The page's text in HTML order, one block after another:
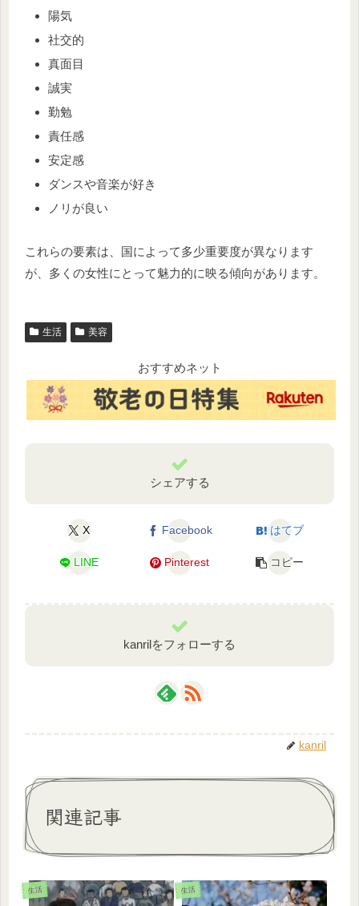
陽気
社交的
真面目
誠実
勤勉
責任感
安定感
ダンスや音楽が好き
ノリが良い
これらの要素は、国によって多少重要度が異なります
が、多くの女性にとって魅力的に映る傾向があります。
生活 美容
おすすめネット
シェアする
X Facebook はてブ
LINE Pinterest コピー
kanrilをフォローする
kanril
関連記事
生活 生活